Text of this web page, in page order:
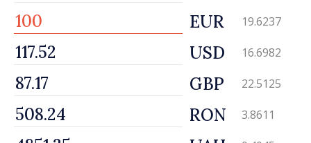
EUR 19.6237
USD 16.6982
GBP 22.5125
RON 3.8611